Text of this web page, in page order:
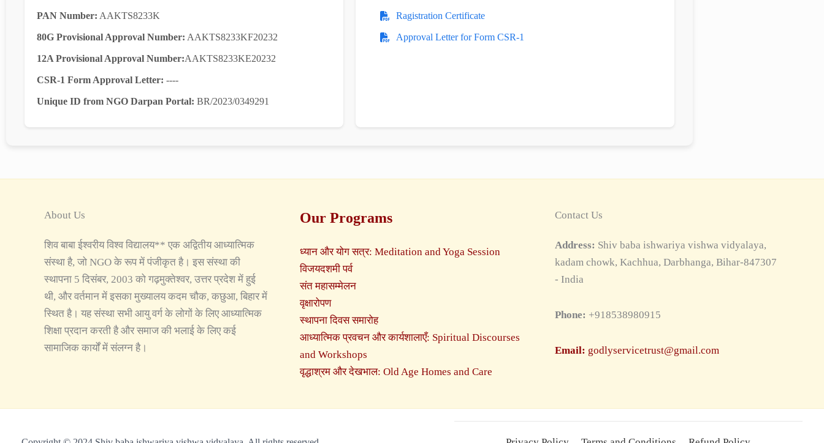
PAN Number: AAKTS8233K
80G Provisional Approval Number: AAKTS8233KF20232
12A Provisional Approval Number:AAKTS8233KE20232
CSR-1 Form Approval Letter: ----
Unique ID from NGO Darpan Portal: BR/2023/0349291
Ragistration Certificate
Approval Letter for Form CSR-1
About Us
शिव बाबा ईश्वरीय विश्व विद्यालय** एक अद्वितीय आध्यात्मिक
संस्था है, जो NGO के रूप में पंजीकृत है। इस संस्था की
स्थापना 5 दिसंबर, 2003 को गढ़मुक्तेश्वर, उत्तर प्रदेश में हुई
थी, और वर्तमान में इसका मुख्यालय कदम चौक, कछुआ, बिहार में
स्थित है। यह संस्था सभी आयु वर्ग के लोगों के लिए आध्यात्मिक
शिक्षा प्रदान करती है और समाज की भलाई के लिए कई
सामाजिक कार्यों में संलग्न है।
Our Programs
ध्यान और योग सत्र: Meditation and Yoga Session
विजयदशमी पर्व
संत महासम्मेलन
वृक्षारोपण
स्थापना दिवस समारोह
आध्यात्मिक प्रवचन और कार्यशालाएँ: Spiritual Discourses
and Workshops
वृद्धाश्रम और देखभाल: Old Age Homes and Care
Contact Us
Address: Shiv baba ishwariya vishwa vidyalaya,
kadam chowk, Kachhua, Darbhanga, Bihar-847307
- India
Phone: +918538980915
Email: godlyservicetrust@gmail.com